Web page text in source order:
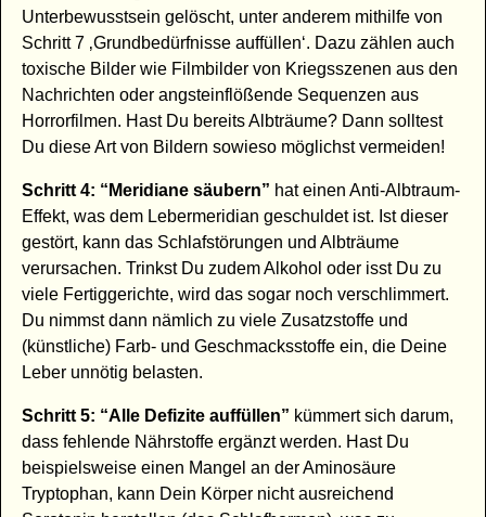
Unterbewusstsein gelöscht, unter anderem mithilfe von
Schritt 7 ‚Grundbedürfnisse auffüllen‘. Dazu zählen auch
toxische Bilder wie Filmbilder von Kriegsszenen aus den
Nachrichten oder angsteinflößende Sequenzen aus
Horrorfilmen. Hast Du bereits Albträume? Dann solltest
Du diese Art von Bildern sowieso möglichst vermeiden!
Schritt 4: “Meridiane säubern” hat einen Anti-Albtraum-
Effekt, was dem Lebermeridian geschuldet ist. Ist dieser
gestört, kann das Schlafstörungen und Albträume
verursachen. Trinkst Du zudem Alkohol oder isst Du zu
viele Fertiggerichte, wird das sogar noch verschlimmert.
Du nimmst dann nämlich zu viele Zusatzstoffe und
(künstliche) Farb- und Geschmacksstoffe ein, die Deine
Leber unnötig belasten.
Schritt 5: “Alle Defizite auffüllen” kümmert sich darum,
dass fehlende Nährstoffe ergänzt werden. Hast Du
beispielsweise einen Mangel an der Aminosäure
Tryptophan, kann Dein Körper nicht ausreichend